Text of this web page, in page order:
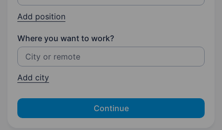
Add position
Where you want to work?
Add city
Continue